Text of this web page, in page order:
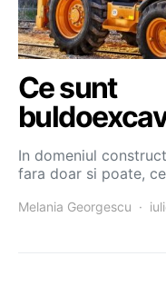
Ce sunt
In domeniul
fara doar si poate,
Melania Georgescu